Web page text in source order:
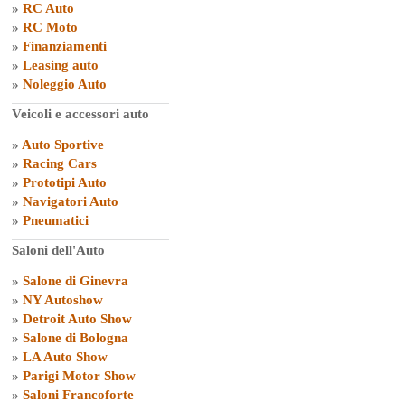
» RC Auto
» RC Moto
» Finanziamenti
» Leasing auto
» Noleggio Auto
Veicoli e accessori auto
» Auto Sportive
» Racing Cars
» Prototipi Auto
» Navigatori Auto
» Pneumatici
Saloni dell'Auto
» Salone di Ginevra
» NY Autoshow
» Detroit Auto Show
» Salone di Bologna
» LA Auto Show
» Parigi Motor Show
» Saloni Francoforte